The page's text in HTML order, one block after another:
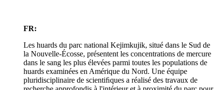
FR:
Les huards du parc national Kejimkujik, situé dans le Sud de
la Nouvelle-Écosse, présentent les concentrations de mercure
dans le sang les plus élevées parmi toutes les populations de
huards examinées en Amérique du Nord. Une équipe
pluridisciplinaire de scientiﬁques a réalisé des travaux de